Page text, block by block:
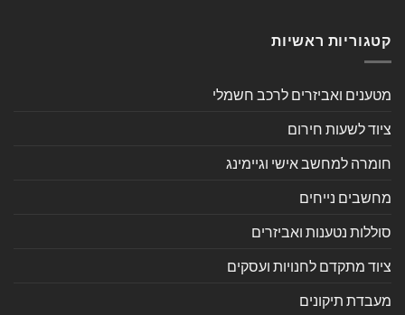
קטגוריות ראשיות
מטענים ואביזרים לרכב חשמלי
ציוד לשעות חירום
חומרה למחשב אישי וגיימינג
מחשבים נייחים
סוללות נטענות ואביזרים
ציוד מתקדם לחנויות ועסקים
מעבדת תיקונים